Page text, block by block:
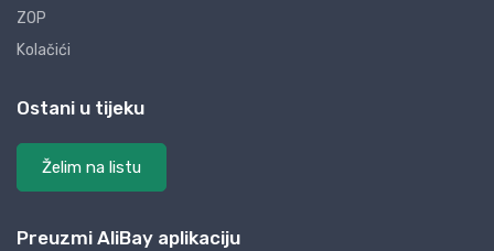
ZOP
Kolačići
Ostani u tijeku
Želim na listu
Preuzmi AliBay aplikaciju